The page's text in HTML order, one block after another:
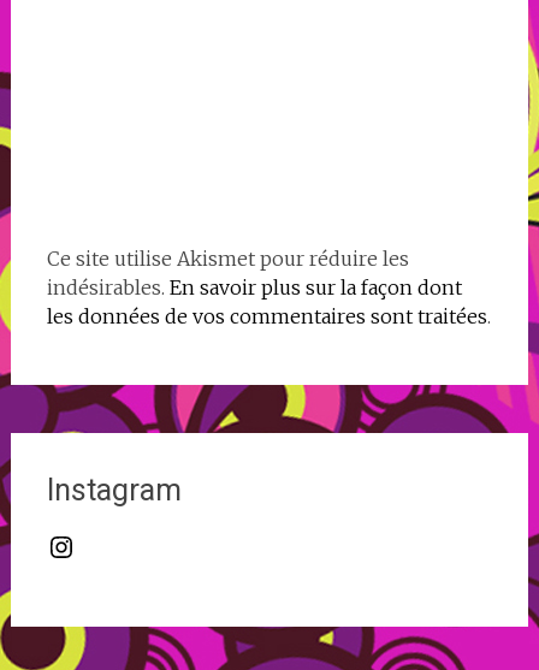
Ce site utilise Akismet pour réduire les
indésirables. En savoir plus sur la façon dont
les données de vos commentaires sont traitées.
Instagram
Instagram